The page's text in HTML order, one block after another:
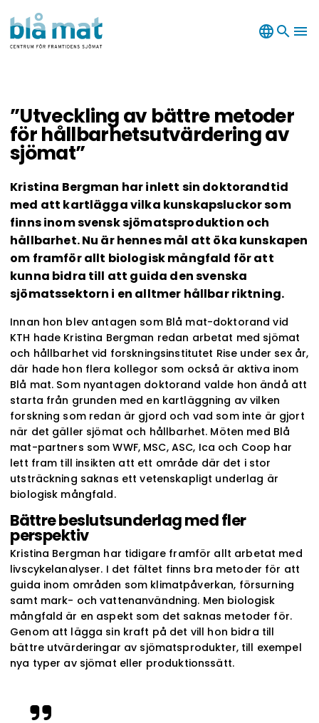
language search menu
”Utveckling av bättre metoder
för hållbarhetsutvärdering av
sjömat”
Kristina Bergman har inlett sin doktorandtid
med att kartlägga vilka kunskapsluckor som
finns inom svensk sjömatsproduktion och
hållbarhet. Nu är hennes mål att öka kunskapen
om framför allt biologisk mångfald för att
kunna bidra till att guida den svenska
sjömatssektorn i en alltmer hållbar riktning.
Innan hon blev antagen som Blå mat-doktorand vid
KTH hade Kristina Bergman redan arbetat med sjömat
och hållbarhet vid forskningsinstitutet Rise under sex år,
där hade hon flera kollegor som också är aktiva inom
Blå mat. Som nyantagen doktorand valde hon ändå att
starta från grunden med en kartläggning av vilken
forskning som redan är gjord och vad som inte är gjort
när det gäller sjömat och hållbarhet. Möten med Blå
mat-partners som WWF, MSC, ASC, Ica och Coop har
lett fram till insikten att ett område där det i stor
utsträckning saknas ett vetenskapligt underlag är
biologisk mångfald.
Bättre beslutsunderlag med fler
perspektiv
Kristina Bergman har tidigare framför allt arbetat med
livscykelanalyser. I det fältet finns bra metoder för att
guida inom områden som klimatpåverkan, försurning
samt mark- och vattenanvändning. Men biologisk
mångfald är en aspekt som det saknas metoder för.
Genom att lägga sin kraft på det vill hon bidra till
bättre utvärderingar av sjömatsprodukter, till exempel
nya typer av sjömat eller produktionssätt.